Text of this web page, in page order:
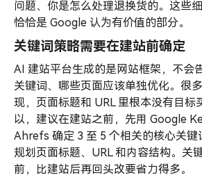
问题、你是怎么处理退换货的。这些
恰恰是 Google 认为有价值的部分。
关键词策略需要在建站前确定
AI 建站平台生成的是网站框架，不会
关键词、哪些页面应该单独优化。很
现，页面标题和 URL 里根本没有目标
以，建议在建站之前，先用 Google
Ahrefs 确定 3 至 5 个相关的核心关键
规划页面标题、URL 和内容结构。关
前，比建站后再回头改要省力得多。